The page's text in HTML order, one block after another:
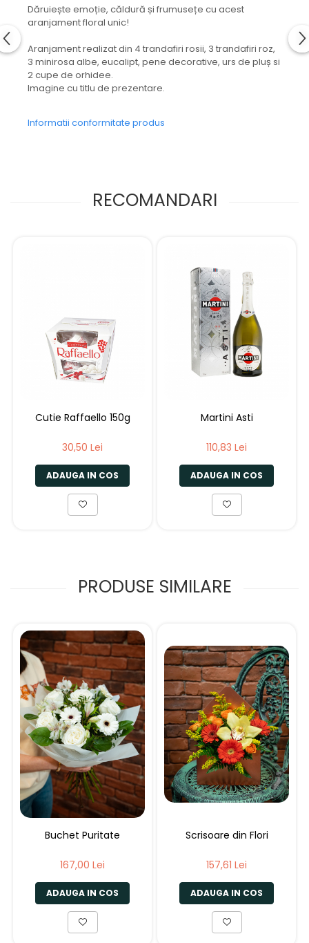
Dăruiește emoție, căldură și frumusețe cu acest
aranjament floral unic!
Aranjament realizat din 4 trandafiri rosii, 3 trandafiri roz,
3 minirosa albe, eucalipt, pene decorative, urs de pluș si
2 cupe de orhidee.
Imagine cu titlu de prezentare.
Informatii conformitate produs
RECOMANDARI
Cutie Raffaello 150g
30,50 Lei
ADAUGA IN COS
Martini Asti
110,83 Lei
ADAUGA IN COS
PRODUSE SIMILARE
Buchet Puritate
167,00 Lei
ADAUGA IN COS
Scrisoare din Flori
157,61 Lei
ADAUGA IN COS